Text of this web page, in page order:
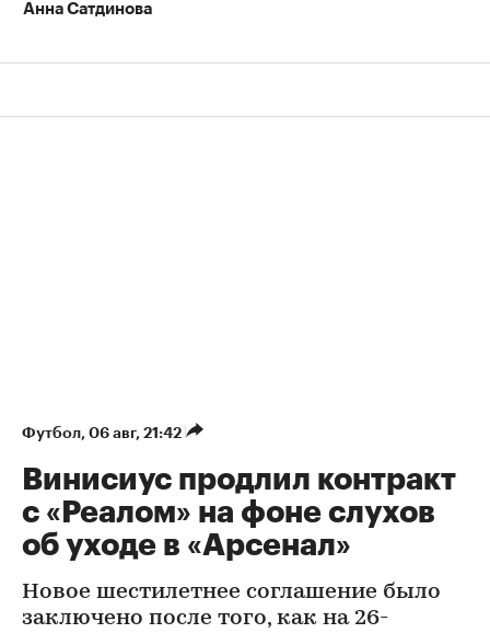
Анна Сатдинова
Футбол⁠, 06 авг, 21:42
Винисиус продлил контракт
с «Реалом» на фоне слухов
об уходе в «Арсенал»
Новое шестилетнее соглашение было
заключено после того, как на 26-